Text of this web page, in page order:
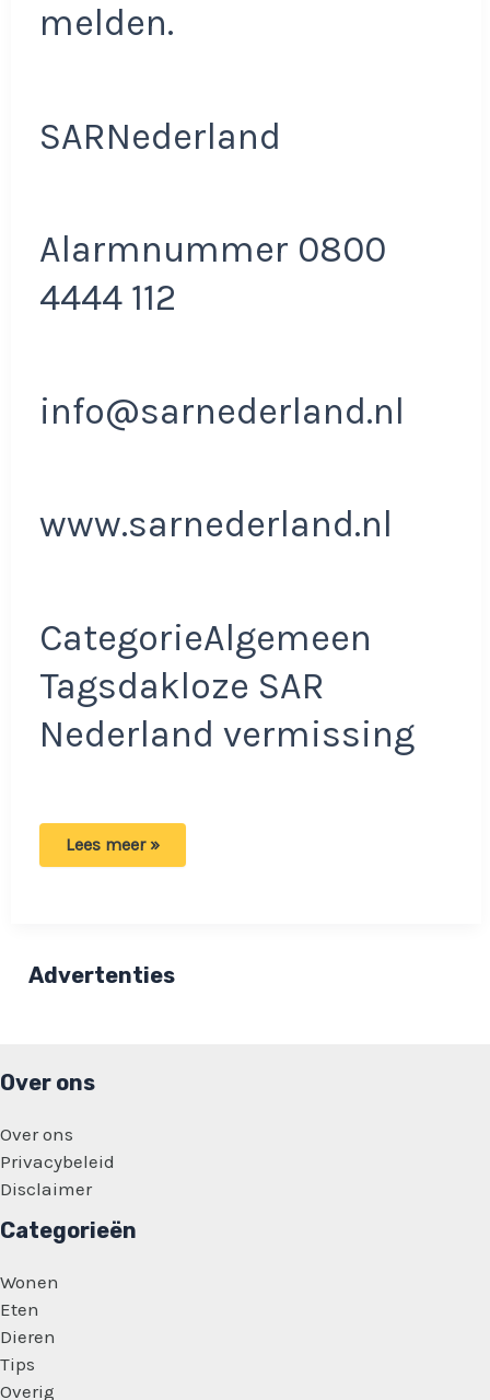
melden.
SARNederland
Alarmnummer 0800
4444 112
info@sarnederland.nl
www.sarnederland.nl
CategorieAlgemeen
Tagsdakloze SAR
Nederland vermissing
SAR
Mihai
(51):
Lees meer »
Advertenties
Over ons
Over ons
Privacybeleid
Disclaimer
Categorieën
Wonen
Eten
Dieren
Tips
Overig